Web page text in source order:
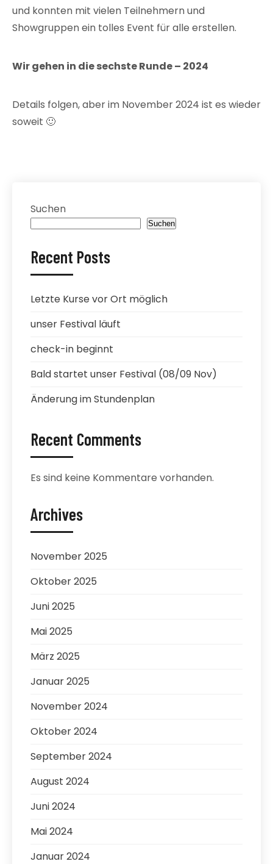
und konnten mit vielen Teilnehmern und
Showgruppen ein tolles Event für alle erstellen.
Wir gehen in die sechste Runde – 2024
Details folgen, aber im November 2024 ist es wieder
soweit 🙂
Suchen
Suchen
Recent Posts
Letzte Kurse vor Ort möglich
unser Festival läuft
check-in beginnt
Bald startet unser Festival (08/09 Nov)
Änderung im Stundenplan
Recent Comments
Es sind keine Kommentare vorhanden.
Archives
November 2025
Oktober 2025
Juni 2025
Mai 2025
März 2025
Januar 2025
November 2024
Oktober 2024
September 2024
August 2024
Juni 2024
Mai 2024
Januar 2024